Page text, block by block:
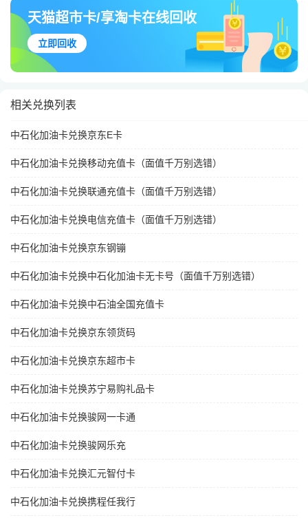
天猫超市卡/享淘卡在线回收
立即回收
相关兑换列表
中石化加油卡兑换京东E卡
中石化加油卡兑换移动充值卡（面值千万别选错）
中石化加油卡兑换联通充值卡（面值千万别选错）
中石化加油卡兑换电信充值卡（面值千万别选错）
中石化加油卡兑换京东钢镚
中石化加油卡兑换中石化加油卡无卡号（面值千万别选错）
中石化加油卡兑换中石油全国充值卡
中石化加油卡兑换京东领货码
中石化加油卡兑换京东超市卡
中石化加油卡兑换苏宁易购礼品卡
中石化加油卡兑换骏网一卡通
中石化加油卡兑换骏网乐充
中石化加油卡兑换汇元智付卡
中石化加油卡兑换携程任我行